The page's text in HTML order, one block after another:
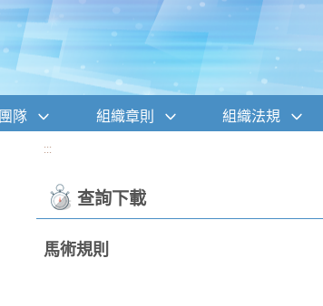
隊 組織章則 組織法規
:::
查詢下載
馬術規則